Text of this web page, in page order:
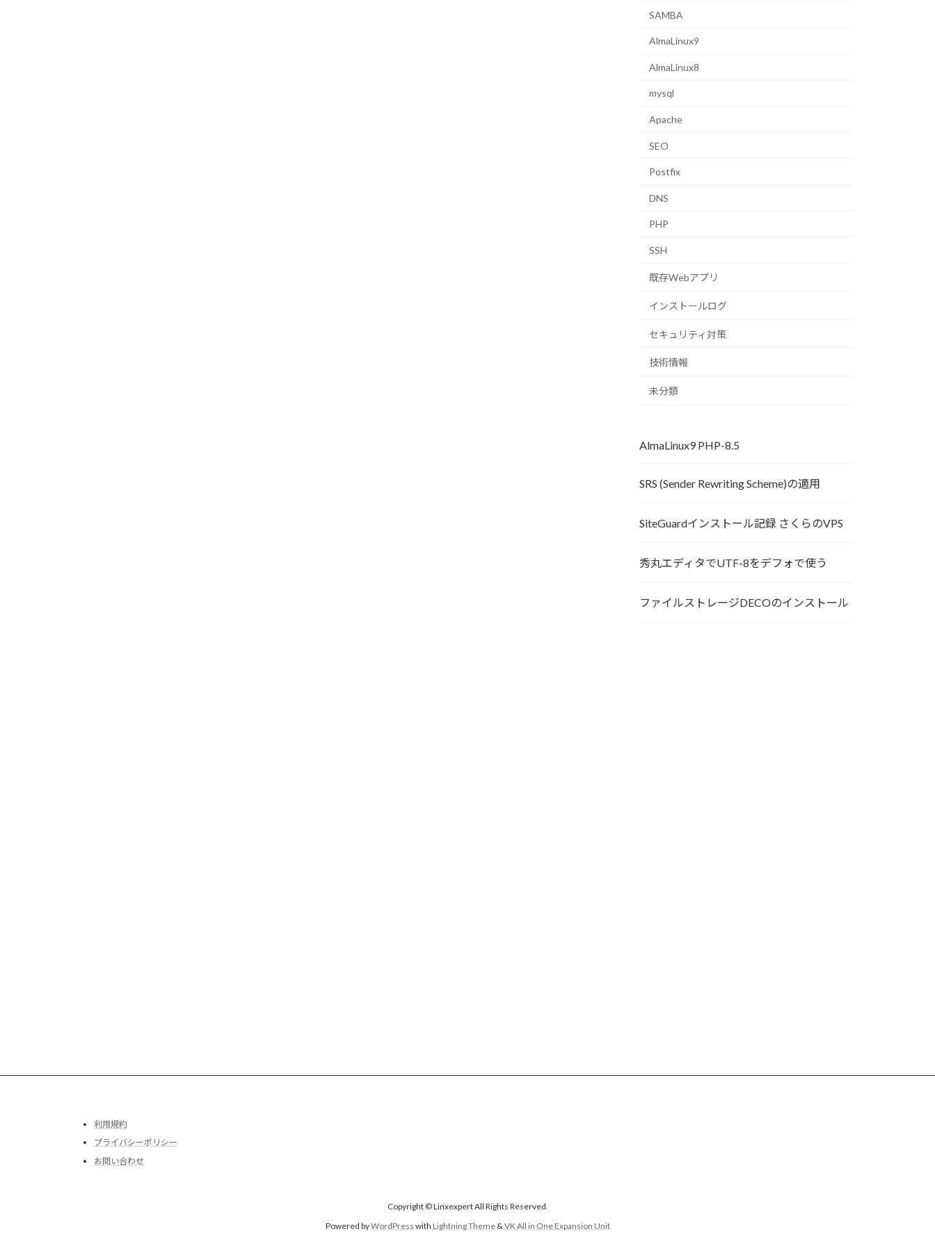
SAMBA
AlmaLinux9
AlmaLinux8
mysql
Apache
SEO
Postfix
DNS
PHP
SSH
既存Webアプリ
インストールログ
セキュリティ対策
技術情報
未分類
AlmaLinux9 PHP-8.5
SRS (Sender Rewriting Scheme)の適用
SiteGuardインストール記録 さくらのVPS
秀丸エディタでUTF-8をデフォで使う
ファイルストレージDECOのインストール
利用規約
プライバシーポリシー
お問い合わせ
Copyright © Linxexpert All Rights Reserved.
Powered byWordPress with Lightning Theme& VK All in One Expansion Unit